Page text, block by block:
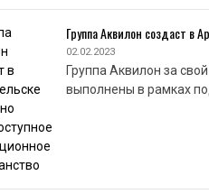
Группа Аквилон создаст в
02.02.2023
Группа Аквилон за
выполнены в рамках